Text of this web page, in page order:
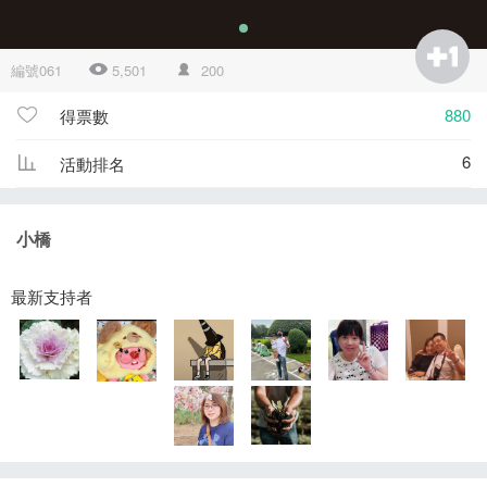
編號061 5,501 200
得票數 880
活動排名 6
小橋
最新支持者